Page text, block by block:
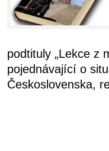
podtituly „Lekce z
pojednávající o
Československa,